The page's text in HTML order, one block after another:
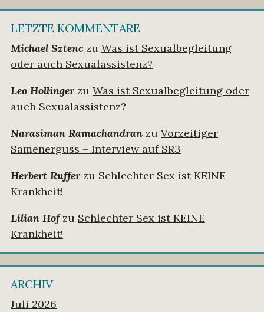
LETZTE KOMMENTARE
Michael Sztenc zu Was ist Sexualbegleitung
oder auch Sexualassistenz?
Leo Hollingerzu Was ist Sexualbegleitung oder
auch Sexualassistenz?
Narasiman Ramachandran zu Vorzeitiger
Samenerguss – Interview auf SR3
Herbert Rufferzu Schlechter Sex ist KEINE
Krankheit!
Lilian Hofzu Schlechter Sex ist KEINE
Krankheit!
ARCHIV
Juli 2026